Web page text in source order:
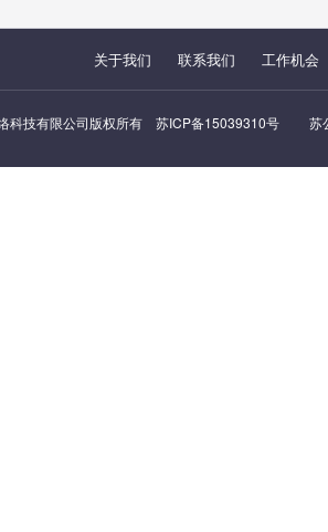
关于我们 联系我们 工作机会
科技有限公司版权所有 苏ICP备15039310号 苏